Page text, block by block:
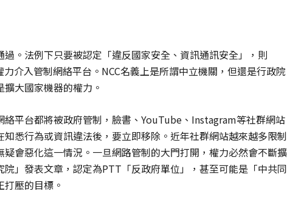
。法例下只要被認定「違反國家安全、資訊通訊安全」，則
介入管制網絡平台。NCC名義上是所謂中立機關，但還是行政院
大國家機器的權力。
絡平台都將被政府管制，臉書、YouTube、Instagram等社群網站
悉行為或資訊違法後，要立即移除。近年社群網站越來越多限制
會惡化這一情況。一旦網路管制的大門打開，權力必然會不斷擴
」發表文章，認定為PTT「反政府單位」，甚至可能是「中共同
壓的目標。